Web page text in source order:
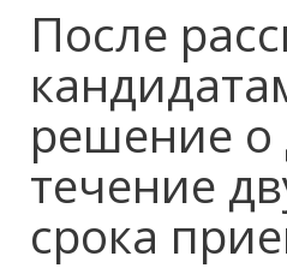
После
решение о
течение
срока